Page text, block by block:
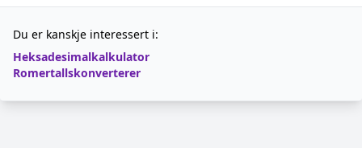
Du er kanskje interessert i:
Heksadesimalkalkulator
Romertallskonverterer